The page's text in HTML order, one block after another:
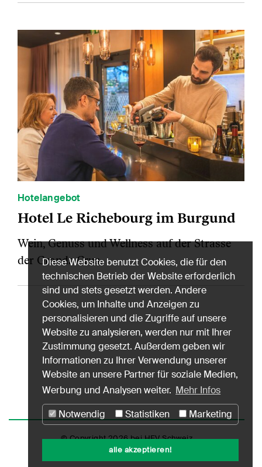
Hotelangebot
Hotel Le Richebourg im Burgund
Wein, Genuss und Wellness auf der Strasse
der Grands Crus.
© Copyright 2026 bei HEV Schweiz
Datenschutz Nutzungshinweise
Diese Website benutzt Cookies, die für den
technischen Betrieb der Website erforderlich
sind und stets gesetzt werden. Andere
Cookies, um Inhalte und Anzeigen zu
personalisieren und die Zugriffe auf unsere
Website zu analysieren, werden nur mit Ihrer
Zustimmung gesetzt. Außerdem geben wir
Informationen zu Ihrer Verwendung unserer
Website an unsere Partner für soziale Medien,
Werbung und Analysen weiter. Mehr Infos
Notwendig
Statistiken Marketing
alle akzeptieren!